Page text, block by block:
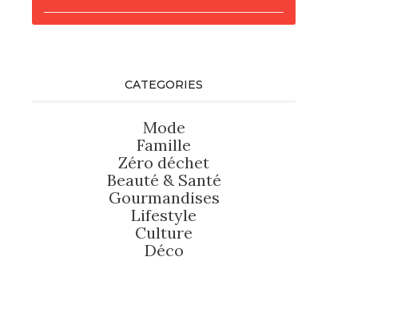
CATEGORIES
Mode
Famille
Zéro déchet
Beauté & Santé
Gourmandises
Lifestyle
Culture
Déco